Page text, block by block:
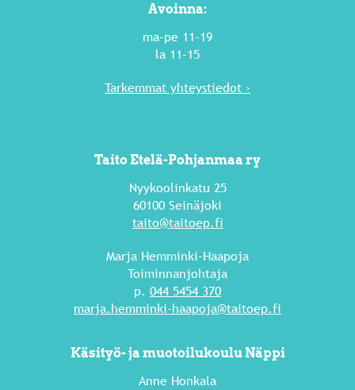
Avoinna:
ma-pe 11-19
la 11-15
Tarkemmat yhteystiedot ›
Taito Etelä-Pohjanmaa ry
Nyykoolinkatu 25
60100 Seinäjoki
taito@taitoep.fi
Marja Hemminki-Haapoja
Toiminnanjohtaja
p. 044 5454 370
marja.hemminki-haapoja@taitoep.fi
Käsityö- ja muotoilukoulu Näppi
Anne Honkala